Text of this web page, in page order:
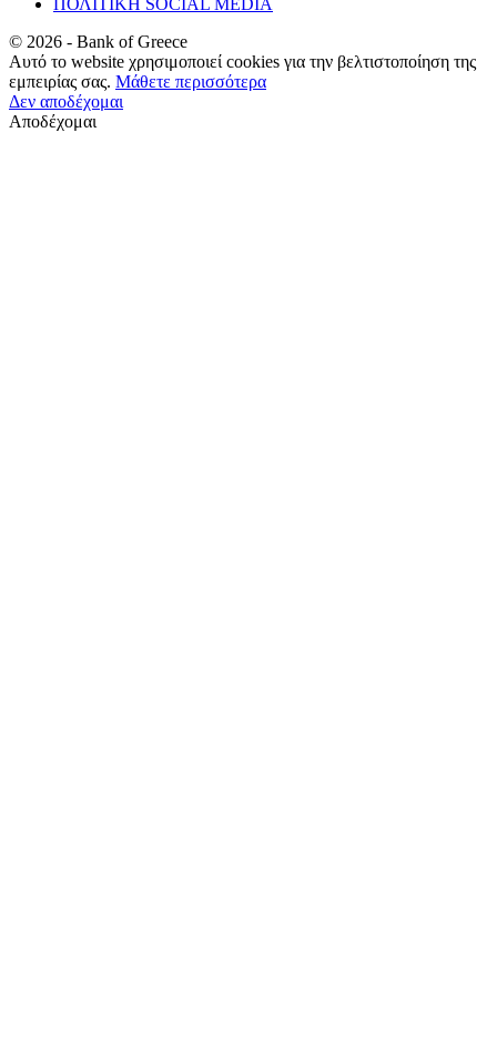
© 2026 - Bank of Greece
Αυτό το website χρησιμοποιεί cookies για την βελτιστοποίηση της
εμπειρίας σας. Μάθετε περισσότερα
Δεν αποδέχομαι
Αποδέχομαι